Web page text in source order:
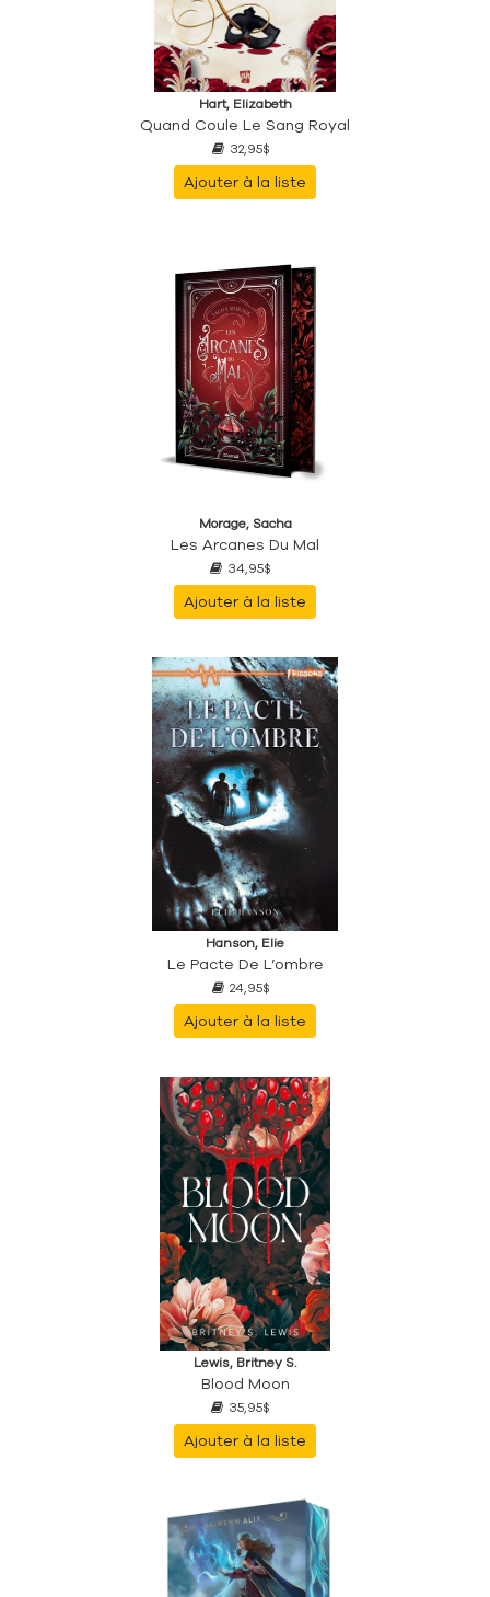
Hart, Elizabeth
Quand Coule Le Sang Royal
32,95$
Ajouter à la liste
Morage, Sacha
Les Arcanes Du Mal
34,95$
Ajouter à la liste
Hanson, Elie
Le Pacte De L’ombre
24,95$
Ajouter à la liste
Lewis, Britney S.
Blood Moon
35,95$
Ajouter à la liste